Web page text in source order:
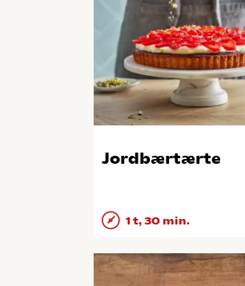
Jordbærtærte
1 t, 30 min.